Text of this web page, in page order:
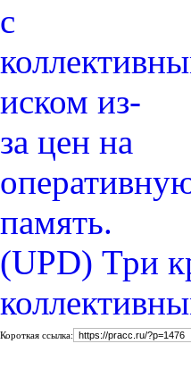
(UPD) Три
Короткая ссылка: